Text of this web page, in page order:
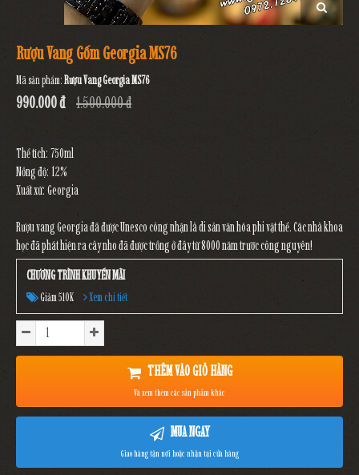
Rượu Vang Gốm Georgia MS76
Mã sản phẩm:Rượu Vang Georgia MS76
990.000 đ 1.500.000 đ
Thể tích: 750ml
Nồng độ: 12%
Xuất xứ: Georgia
Rượu vang Georgia đã được Unesco công nhận là di sản văn hóa phi vật thể. Các nhà khoa
học đã phát hiện ra cây nho đã được trồng ở đây từ 8000 năm trước công nguyên!
CHƯƠNG TRÌNH KHUYẾN MÃI
Giảm 510K Xem chi tiết
THÊM VÀO GIỎ HÀNG
Và xem thêm các sản phẩm khác
MUA NGAY
Giao hàng tận nơi hoặc nhận tại cửa hàng